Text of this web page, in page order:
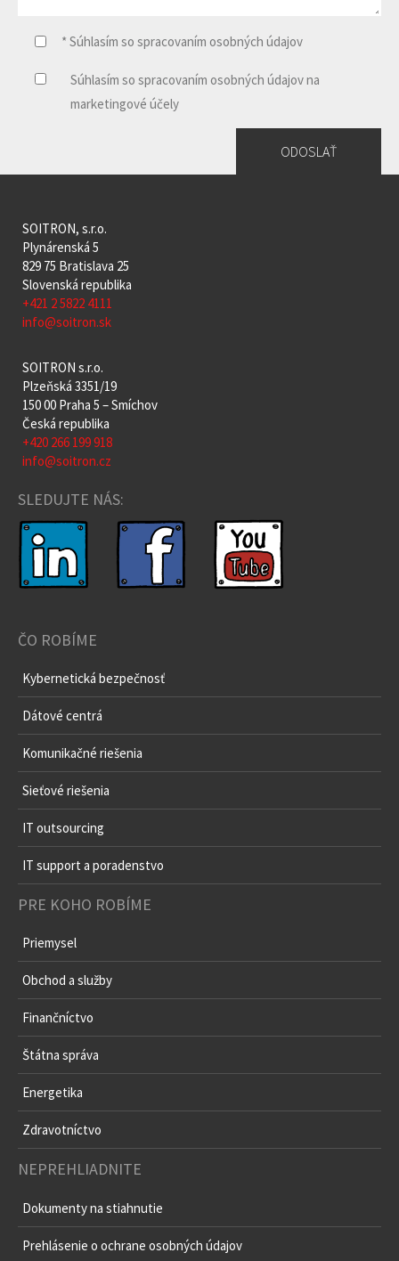
* Súhlasím so spracovaním osobných údajov
Súhlasím so spracovaním osobných údajov na
SOITRON, s.r.o.
Plynárenská 5
829 75 Bratislava 25
Slovenská republika
SOITRON s.r.o.
Plzeňská 3351/19
150 00 Praha 5 – Smíchov
Česká republika
info@soitron.cz
SLEDUJTE NÁS:
ČO ROBÍME
Kybernetická bezpečnosť
Dátové centrá
Komunikačné riešenia
Sieťové riešenia
IT outsourcing
IT support a poradenstvo
PRE KOHO ROBÍME
Priemysel
Obchod a služby
Finančníctvo
Štátna správa
Energetika
Zdravotníctvo
NEPREHLIADNITE
Dokumenty na stiahnutie